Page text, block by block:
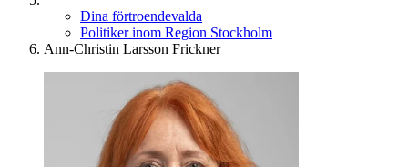
Dina förtroendevalda
Politiker inom Region Stockholm
Ann-Christin Larsson Frickner